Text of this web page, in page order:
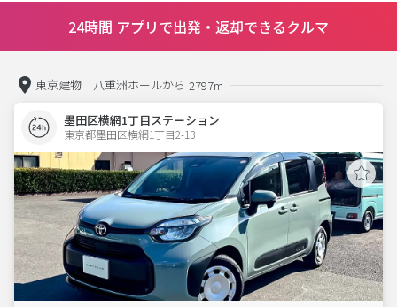
24時間 アプリで出発・返却できるクルマ
東京建物 八重洲ホールから 2797m
墨田区横網1丁目ステーション
東京都墨田区横網1丁目2-13